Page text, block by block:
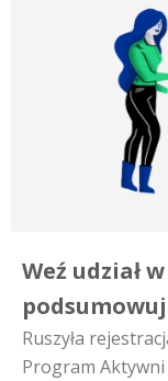
Weź udział
Ruszyła
Program Aktywni